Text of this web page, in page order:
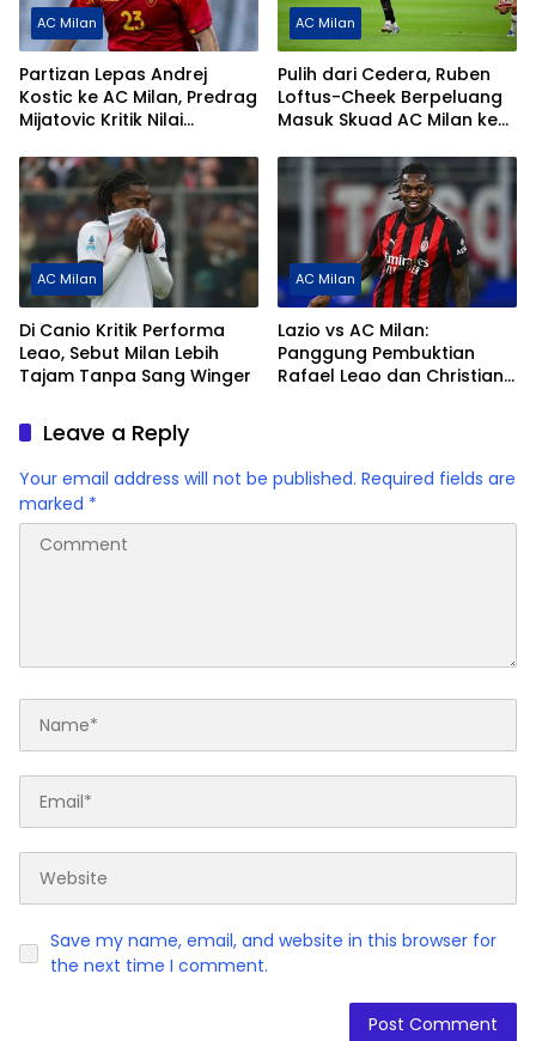
AC Milan
Partizan Lepas Andrej
Kostic ke AC Milan, Predrag
Mijatovic Kritik Nilai
AC Milan
Pulih dari Cedera, Ruben
Loftus-Cheek Berpeluang
Masuk Skuad AC Milan ke
AC Milan
Di Canio Kritik Performa
Leao, Sebut Milan Lebih
Tajam Tanpa Sang Winger
AC Milan
Lazio vs AC Milan:
Panggung Pembuktian
Rafael Leao dan Christian
Leave a Reply
Your email address will not be published. Required fields are
marked *
Save my name, email, and website in this browser for
the next time I comment.